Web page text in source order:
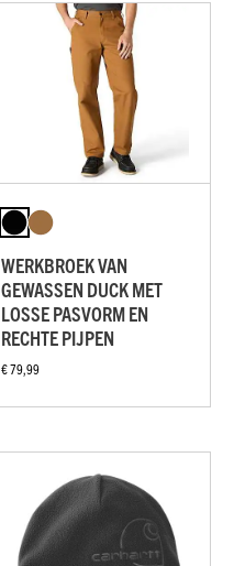
WERKBROEK VAN
GEWASSEN DUCK MET
LOSSE PASVORM EN
RECHTE PIJPEN
€ 79,99